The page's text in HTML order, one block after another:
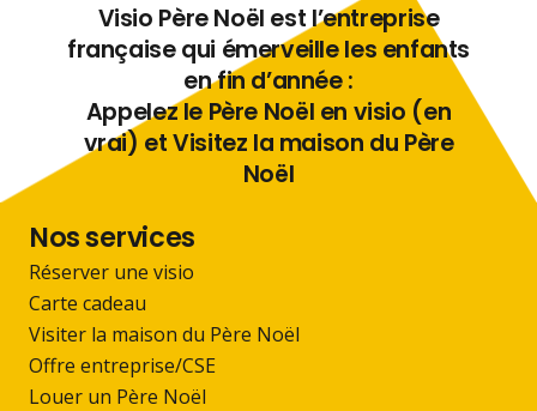
Visio Père Noël est l’entreprise
française qui émerveille les enfants
en fin d’année :
Appelez le Père Noël en visio (en
vrai) et Visitez la maison du Père
Noël
Nos services
Réserver une visio
Carte cadeau
Visiter la maison du Père Noël
Offre entreprise/CSE
Louer un Père Noël